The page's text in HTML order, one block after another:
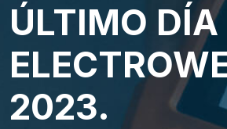
ÚLTIMO DÍA
2023.